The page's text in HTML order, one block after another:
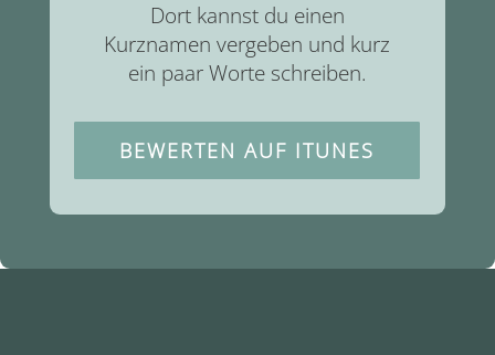
Dort kannst du einen
Kurznamen vergeben und kurz
ein paar Worte schreiben.
BEWERTEN AUF ITUNES